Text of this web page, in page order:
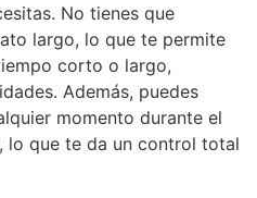
No tienes que
largo, lo que te permite
corto o largo,
Además, puedes
momento durante el
lo que te da un control total